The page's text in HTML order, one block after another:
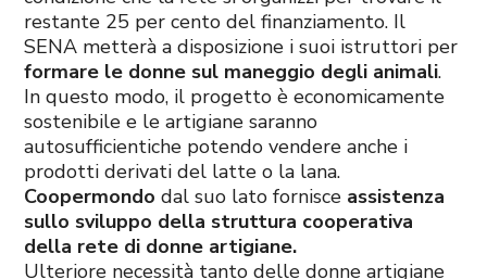
restante 25 per cento del finanziamento. Il
SENA metterà a disposizione i suoi istruttori per
formare le donne sul maneggio degli animali.
In questo modo, il progetto è economicamente
sostenibile e le artigiane saranno
autosufficientiche potendo vendere anche i
prodotti derivati del latte o la lana.
Coopermondo dal suo lato fornisce assistenza
sullo sviluppo della struttura cooperativa
della rete di donne artigiane.
Ulteriore necessità tanto delle donne artigiane